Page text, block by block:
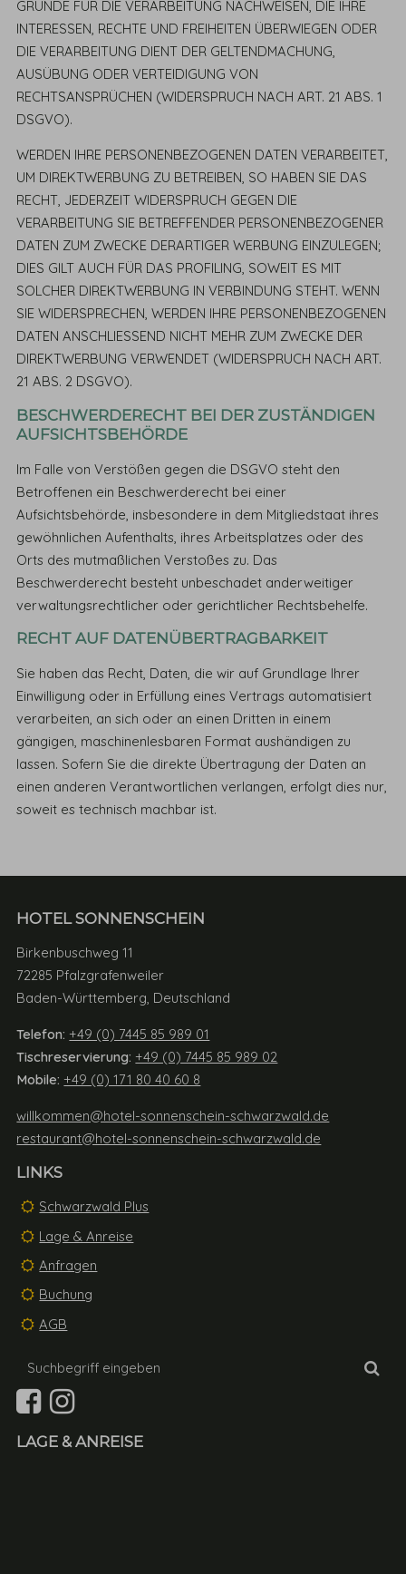
GRÜNDE FÜR DIE VERARBEITUNG NACHWEISEN, DIE IHRE
INTERESSEN, RECHTE UND FREIHEITEN ÜBERWIEGEN ODER
DIE VERARBEITUNG DIENT DER GELTENDMACHUNG,
AUSÜBUNG ODER VERTEIDIGUNG VON
RECHTSANSPRÜCHEN (WIDERSPRUCH NACH ART. 21 ABS. 1
DSGVO).
WERDEN IHRE PERSONENBEZOGENEN DATEN VERARBEITET,
UM DIREKTWERBUNG ZU BETREIBEN, SO HABEN SIE DAS
RECHT, JEDERZEIT WIDERSPRUCH GEGEN DIE
VERARBEITUNG SIE BETREFFENDER PERSONENBEZOGENER
DATEN ZUM ZWECKE DERARTIGER WERBUNG EINZULEGEN;
DIES GILT AUCH FÜR DAS PROFILING, SOWEIT ES MIT
SOLCHER DIREKTWERBUNG IN VERBINDUNG STEHT. WENN
SIE WIDERSPRECHEN, WERDEN IHRE PERSONENBEZOGENEN
DATEN ANSCHLIESSEND NICHT MEHR ZUM ZWECKE DER
DIREKTWERBUNG VERWENDET (WIDERSPRUCH NACH ART.
21 ABS. 2 DSGVO).
BESCHWERDERECHT BEI DER ZUSTÄNDIGEN
AUFSICHTSBEHÖRDE
Im Falle von Verstößen gegen die DSGVO steht den
Betroffenen ein Beschwerderecht bei einer
Aufsichtsbehörde, insbesondere in dem Mitgliedstaat ihres
gewöhnlichen Aufenthalts, ihres Arbeitsplatzes oder des
Orts des mutmaßlichen Verstoßes zu. Das
Beschwerderecht besteht unbeschadet anderweitiger
verwaltungsrechtlicher oder gerichtlicher Rechtsbehelfe.
RECHT AUF DATENÜBERTRAGBARKEIT
Sie haben das Recht, Daten, die wir auf Grundlage Ihrer
Einwilligung oder in Erfüllung eines Vertrags automatisiert
verarbeiten, an sich oder an einen Dritten in einem
gängigen, maschinenlesbaren Format aushändigen zu
lassen. Sofern Sie die direkte Übertragung der Daten an
einen anderen Verantwortlichen verlangen, erfolgt dies nur,
soweit es technisch machbar ist.
HOTEL SONNENSCHEIN
Birkenbuschweg 11
72285 Pfalzgrafenweiler
Baden-Württemberg, Deutschland
Telefon:+49 (0) 7445 85 989 01
Tischreservierung:+49 (0) 7445 85 989 02
Mobile: +49 (0) 171 80 40 60 8
willkommen@hotel-sonnenschein-schwarzwald.de
restaurant@hotel-sonnenschein-schwarzwald.de
LINKS
Schwarzwald Plus
Lage & Anreise
Anfragen
Buchung
AGB
Suchbegriff
LAGE & ANREISE